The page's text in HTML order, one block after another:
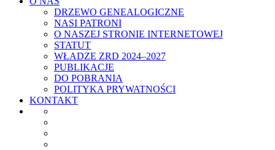
DRZEWO GENEALOGICZNE
NASI PATRONI
O NASZEJ STRONIE INTERNETOWEJ
STATUT
WŁADZE ZRD 2024–2027
PUBLIKACJE
DO POBRANIA
POLITYKA PRYWATNOŚCI
KONTAKT